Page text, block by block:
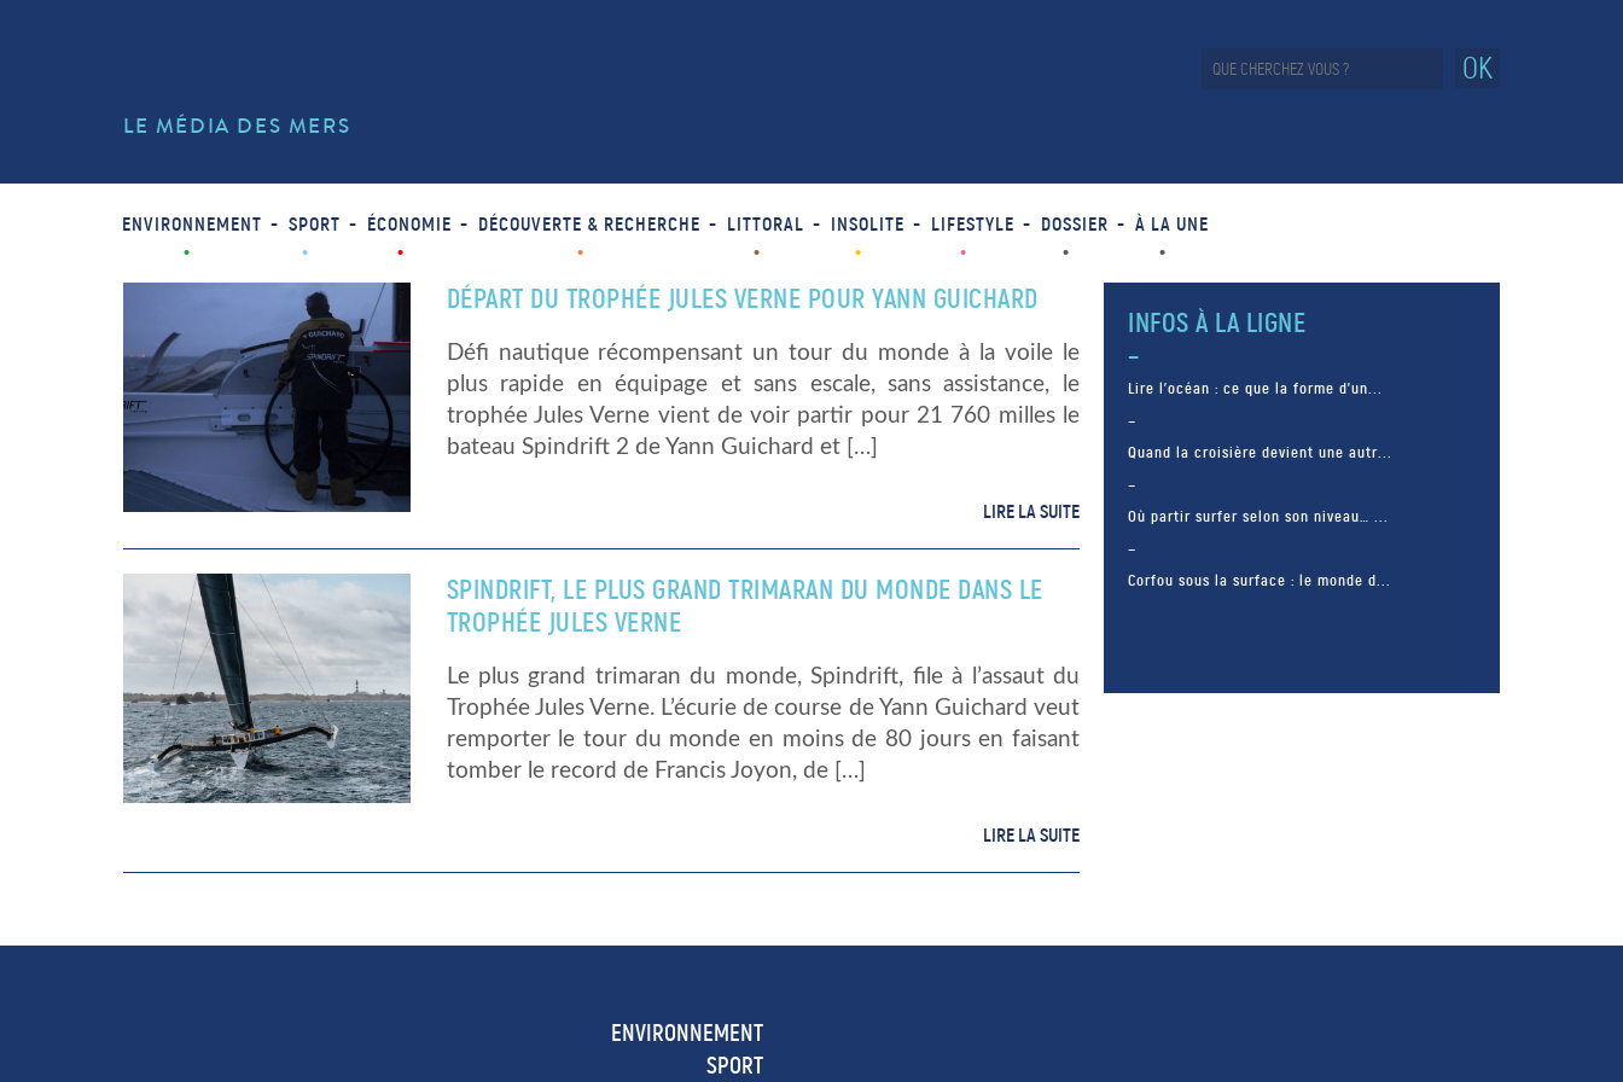
LE MÉDIA DES MERS
OK
ENVIRONNEMENT SPORT ÉCONOMIE DÉCOUVERTE & RECHERCHE LITTORAL INSOLITE LIFESTYLE DOSSIER À LA UNE
DÉPART DU TROPHÉE JULES VERNE POUR YANN GUICHARD
Défi nautique récompensant un tour du monde à la voile le
plus rapide en équipage et sans escale, sans assistance, le
trophée Jules Verne vient de voir partir pour 21 760 milles le
bateau Spindrift 2 de Yann Guichard et […]
LIRE LA SUITE
SPINDRIFT, LE PLUS GRAND TRIMARAN DU MONDE DANS LE
TROPHÉE JULES VERNE
Le plus grand trimaran du monde, Spindrift, file à l’assaut du
Trophée Jules Verne. L’écurie de course de Yann Guichard veut
remporter le tour du monde en moins de 80 jours en faisant
tomber le record de Francis Joyon, de […]
LIRE LA SUITE
INFOS À LA LIGNE
Lire l’océan : ce que la forme d’un...
Quand la croisière devient une autr...
Où partir surfer selon son niveau… ...
Corfou sous la surface : le monde d...
POUR LIKER
ENVIRONNEMENT
SPORT